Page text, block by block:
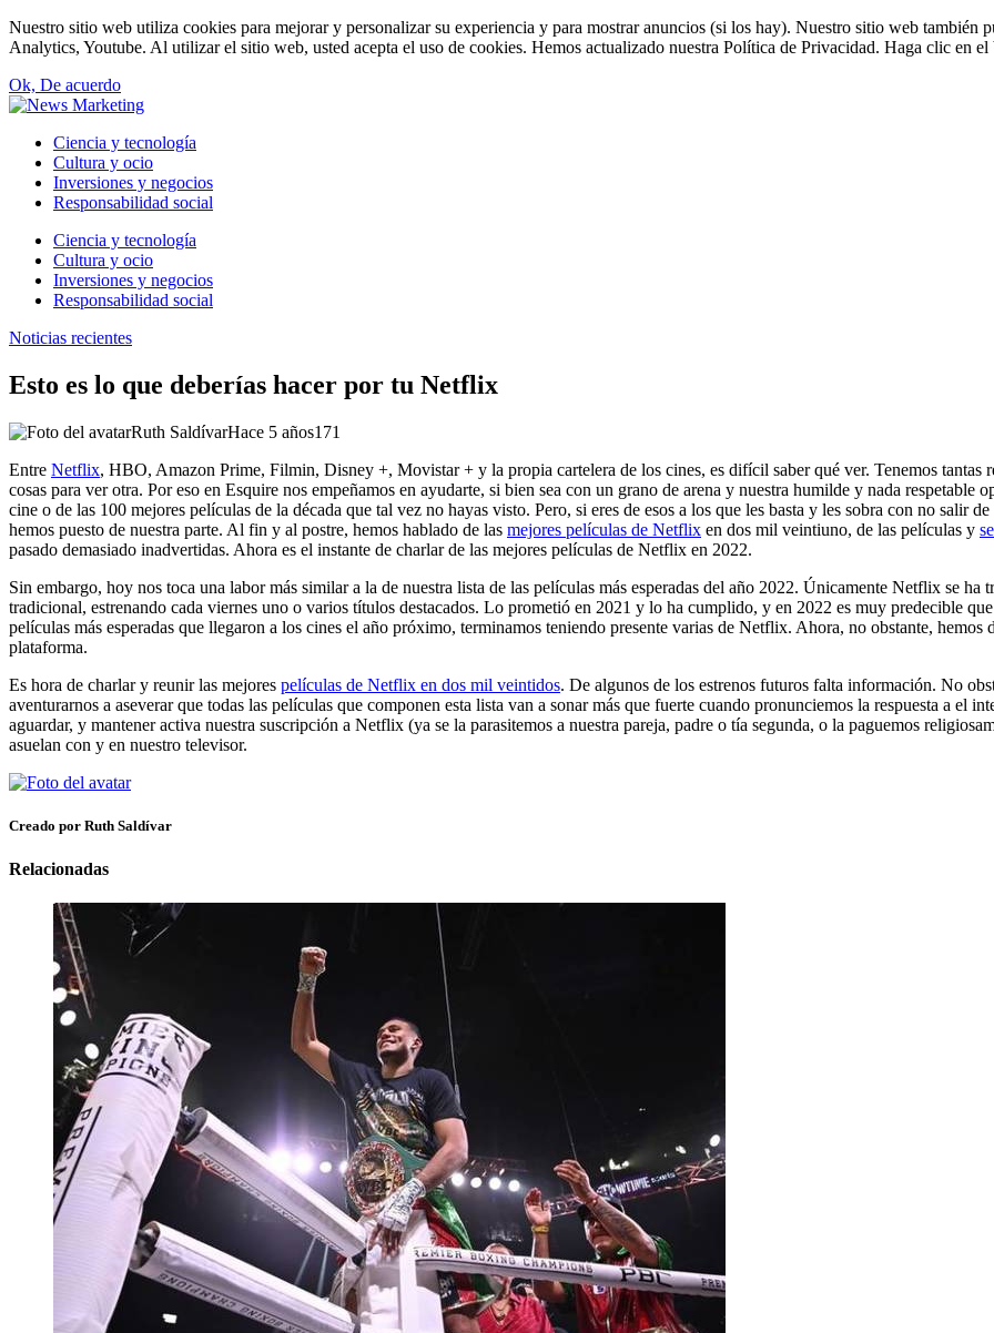
Nuestro sitio web utiliza cookies para mejorar y personalizar su experiencia y para mostrar anuncios (si los hay). Nuestro sitio web también
Analytics, Youtube. Al utilizar el sitio web, usted acepta el uso de cookies. Hemos actualizado nuestra Política de Privacidad. Haga clic en
Ok, De acuerdo
Ciencia y tecnología
Cultura y ocio
Inversiones y negocios
Responsabilidad social
Ciencia y tecnología
Cultura y ocio
Inversiones y negocios
Responsabilidad social
Noticias recientes
Esto es lo que deberías hacer por tu Netflix
Ruth SaldívarHace 5 años171
Entre Netflix, HBO, Amazon Prime, Filmin, Disney +, Movistar + y la propia cartelera de los cines, es difícil saber qué ver. Tenemos tantas
cosas para ver otra. Por eso en Esquire nos empeñamos en ayudarte, si bien sea con un grano de arena y nuestra humilde y nada
cine o de las 100 mejores películas de la década que tal vez no hayas visto. Pero, si eres de esos a los que les basta y les sobra con no salir
hemos puesto de nuestra parte. Al fin y al postre, hemos hablado de las mejores películas de Netflix en dos mil veintiuno, de las películas y
pasado demasiado inadvertidas. Ahora es el instante de charlar de las mejores películas de Netflix en 2022.
Sin embargo, hoy nos toca una labor más similar a la de nuestra lista de las películas más esperadas del año 2022. Únicamente Netflix se
tradicional, estrenando cada viernes uno o varios títulos destacados. Lo prometió en 2021 y lo ha cumplido, y en 2022 es muy predecible
películas más esperadas que llegaron a los cines el año próximo, terminamos teniendo presente varias de Netflix. Ahora, no obstante,
plataforma.
Es hora de charlar y reunir las mejores películas de Netflix en dos mil veintidos. De algunos de los estrenos futuros falta información. No
aventurarnos a aseverar que todas las películas que componen esta lista van a sonar más que fuerte cuando pronunciemos la respuesta a el
aguardar, y mantener activa nuestra suscripción a Netflix (ya se la parasitemos a nuestra pareja, padre o tía segunda, o la paguemos
asuelan con y en nuestro televisor.
Creado por Ruth Saldívar
Relacionadas